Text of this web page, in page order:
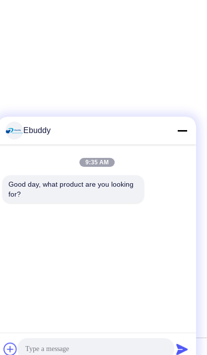
Schnelle Kontaktaufnahme
Tel.
Technology Co.,Limited Alle Rechte vorbehalten.
Ebuddy
9:35 AM
Good day, what product are you looking
for?